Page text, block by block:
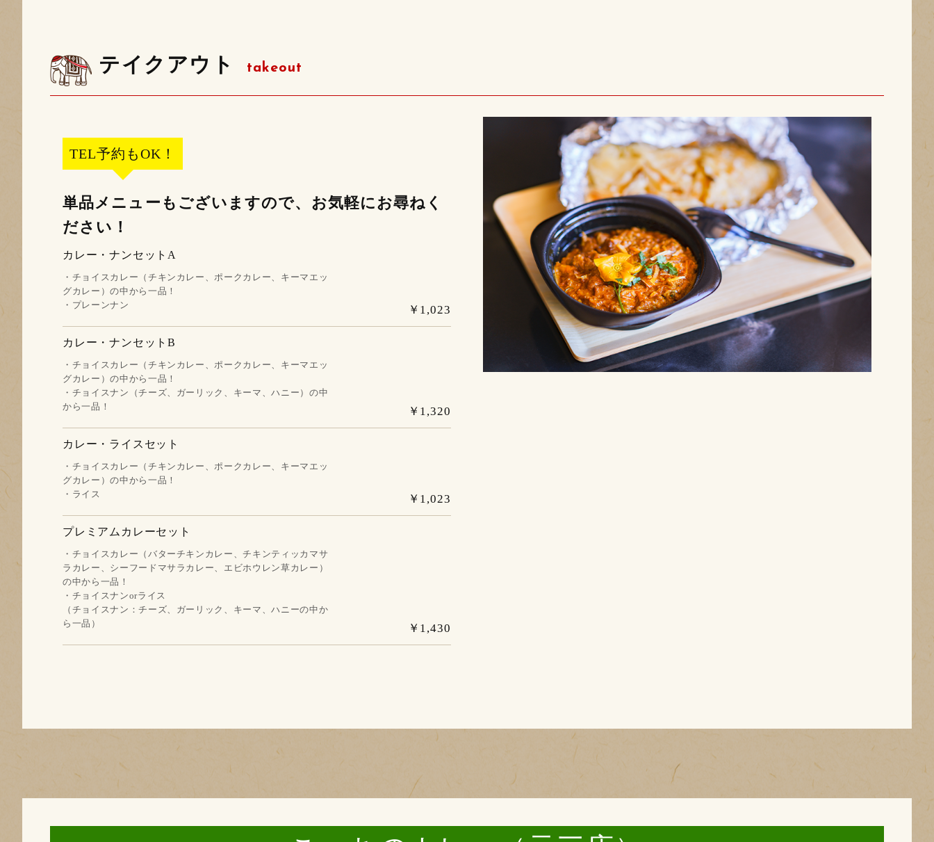
テイクアウト takeout
TEL予約もOK！
単品メニューもございますので、お気軽にお尋ねく
ださい！
カレー・ナンセットA
・チョイスカレー（チキンカレー、ポークカレー、キーマエッ
グカレー）の中から一品！
​​​​​​​・プレーンナン
￥1,023
カレー・ナンセットB
・チョイスカレー（チキンカレー、ポークカレー、キーマエッ
グカレー）の中から一品！
・チョイスナン（チーズ、ガーリック、キーマ、ハニー）の中
から一品！
￥1,320
カレー・ライスセット
・チョイスカレー（チキンカレー、ポークカレー、キーマエッ
グカレー）の中から一品！
・ライス
￥1,023
プレミアムカレーセット
・チョイスカレー（バターチキンカレー、チキンティッカマサ
ラカレー、シーフードマサラカレー、エビホウレン草カレー）
の中から一品！
・チョイスナンorライス
（チョイスナン：チーズ、ガーリック、キーマ、ハニーの中か
ら一品）
￥1,430